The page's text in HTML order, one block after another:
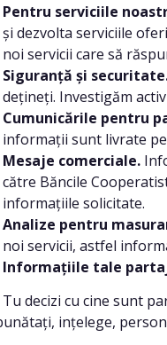
Pentru serviciile
și dezvolta serviciile
noi servicii care să
Siguranță și
dețineți. Investigăm
Cumunicările pentru
informații sunt livrate
Mesaje comerciale.
către Băncile
informațiile solicitate.
Analize pentru
noi servicii, astfel
tale
cu cine sunt
ințelege,